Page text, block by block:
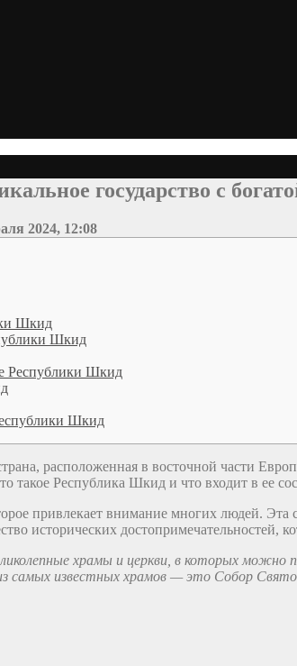
государство с
2024, 12:08
Шкид
Шкид
Республики Шкид
Шкид
расположенная в восточной части
такое Республика Шкид и что входит в ее
привлекает внимание многих людей.
исторических достопримечательностей,
храмы и церкви, в которых
самых известных храмов — это Собор